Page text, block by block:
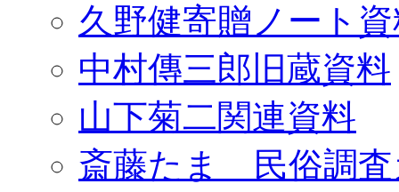
久野健寄贈ノート
中村傳三郎旧蔵資料
山下菊二関連資料
斎藤たま 民俗調査